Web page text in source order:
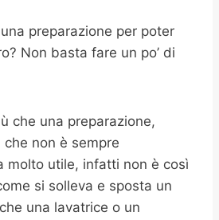
preparazione per poter
Non basta fare un po’ di
che una preparazione,
non è sempre
molto utile, infatti non è così
si solleva e sposta un
una lavatrice o un